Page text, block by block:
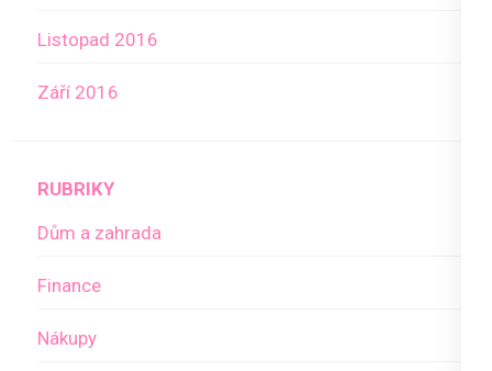
Listopad 2016
Září 2016
RUBRIKY
Dům a zahrada
Finance
Nákupy